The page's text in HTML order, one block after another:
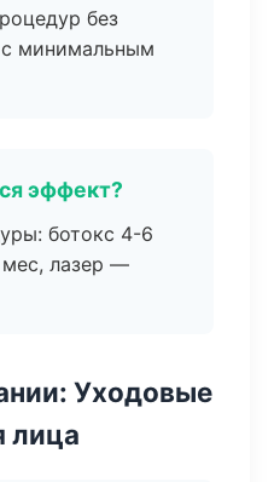
без
минимальным
эффект?
ботокс 4-6
лазер —
Уходовые
лица